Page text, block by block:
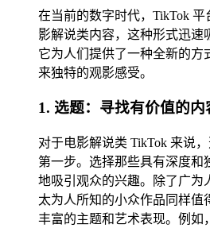
在当前的数字时代，TikTok
影解说类内容，这种形式迅速
它为人们提供了一种全新的方
来独特的观影感受。
1. 选题：寻找有价值的内
对于电影解说类 TikTok 来说
第一步。选择那些具有深度和
地吸引观众的兴趣。除了广为
太为人所知的小众作品同样值
丰富的主题和艺术表现。例如